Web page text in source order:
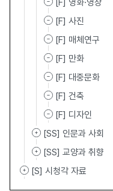
[F] 영화·영상
[F] 사진
[F] 매체연구
[F] 만화
[F] 대중문화
[F] 건축
[F] 디자인
[SS] 인문과 사회
[SS] 교양과 취향
[S] 시청각 자료